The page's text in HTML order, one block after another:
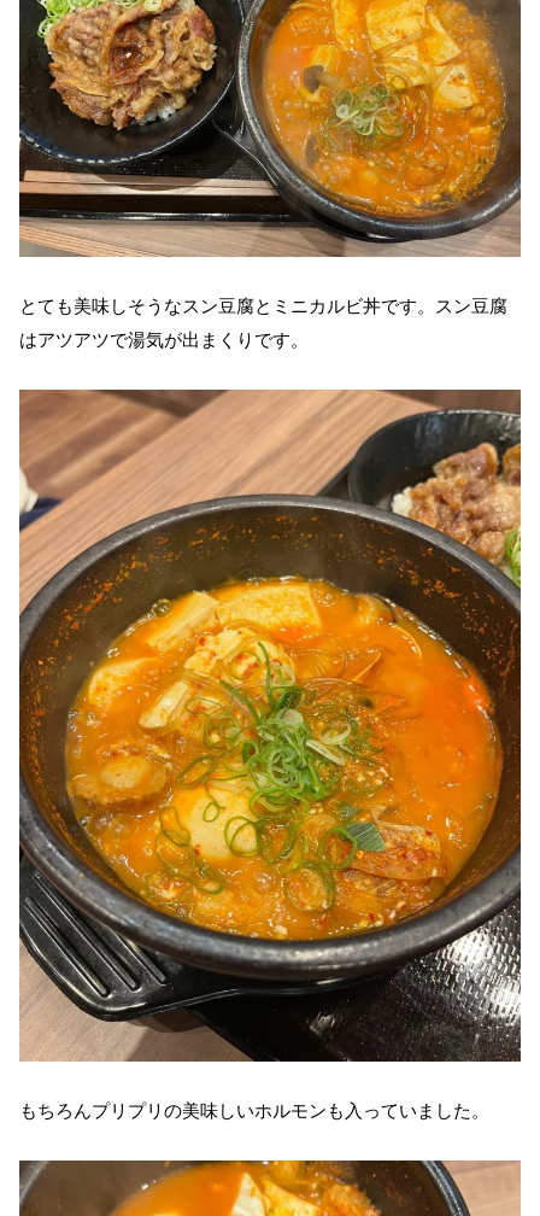
とても美味しそうなスン豆腐とミニカルビ丼です。スン豆腐
はアツアツで湯気が出まくりです。
もちろんプリプリの美味しいホルモンも入っていました。